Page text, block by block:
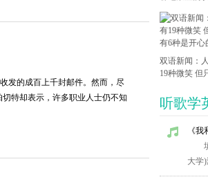
发的成百上千封邮件。然而，尽
特却表示，许多职业人士仍不知
双语新闻：
19种微笑 但
听歌学
《
填
大学